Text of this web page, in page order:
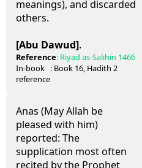
meanings), and discarded
others.
[Abu Dawud].
Reference: Riyad as-Salihin 1466
In-book
reference
: Book 16, Hadith 2
Anas (May Allah be
pleased with him)
reported: The
supplication most often
recited by the Prophet